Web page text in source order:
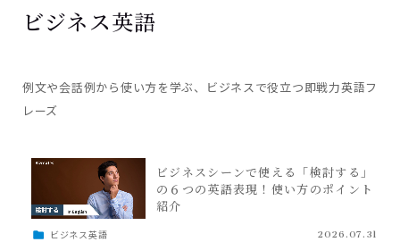
ビジネス英語
例文や会話例から使い方を学ぶ、ビジネスで役立つ即戦力英語フ
レーズ
ビジネスシーンで使える「検討する」
の６つの英語表現！使い方のポイント
紹介
ビジネス英語 2026.07.31